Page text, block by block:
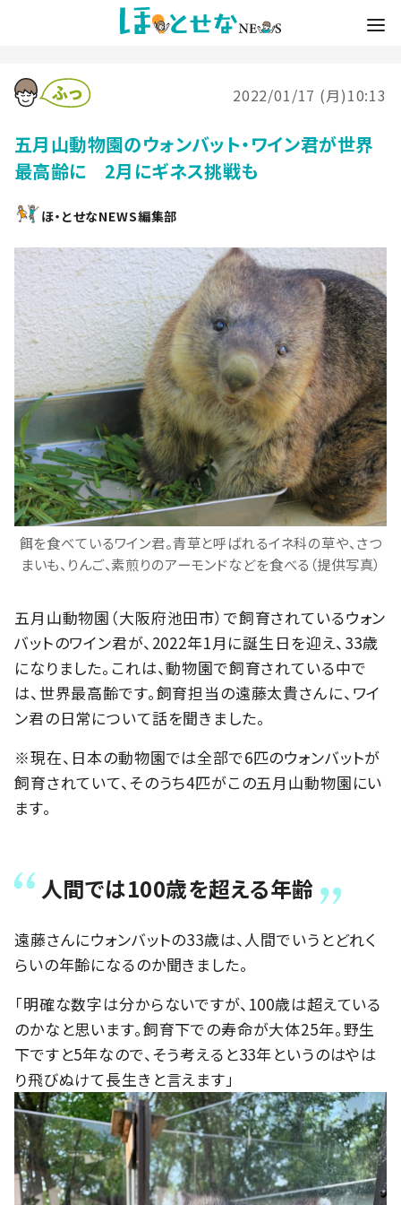
2022/01/17 (月)10:13
五月山動物園のウォンバット・ワイン君が世界
最高齢に 2月にギネス挑戦も
ほ・とせなNEWS編集部
餌を食べているワイン君。青草と呼ばれるイネ科の草や、さつ
まいも、りんご、素煎りのアーモンドなどを食べる（提供写真）
五月山動物園（大阪府池田市）で飼育されているウォン
バットのワイン君が、2022年1月に誕生日を迎え、33歳
になりました。これは、動物園で飼育されている中で
は、世界最高齢です。飼育担当の遠藤太貴さんに、ワイ
ン君の日常について話を聞きました。
※現在、日本の動物園では全部で6匹のウォンバットが
飼育されていて、そのうち4匹がこの五月山動物園にい
ます。
人間では100歳を超える年齢
遠藤さんにウォンバットの33歳は、人間でいうとどれく
らいの年齢になるのか聞きました。
「明確な数字は分からないですが、100歳は超えている
のかなと思います。飼育下での寿命が大体25年。野生
下ですと5年なので、そう考えると33年というのはやは
り飛びぬけて長生きと言えます」